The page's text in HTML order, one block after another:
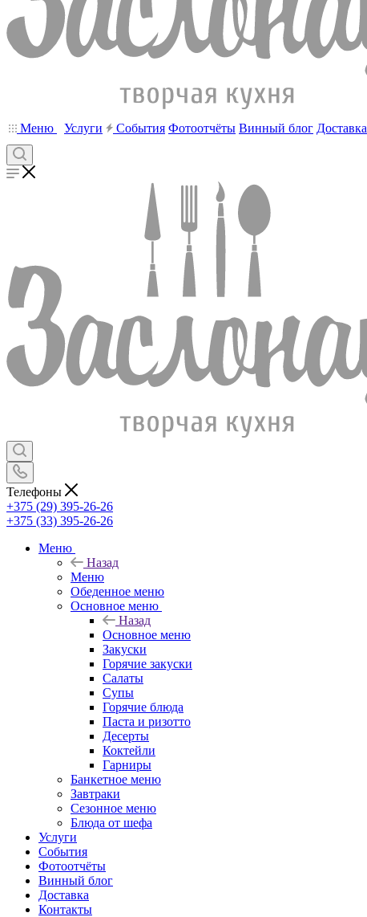
Меню Услуги События Фотоотчёты Винный блог Доставка
Телефоны
+375 (29) 395-26-26
+375 (33) 395-26-26
Меню
Назад
Меню
Обеденное меню
Основное меню
Назад
Основное меню
Закуски
Горячие закуски
Салаты
Супы
Горячие блюда
Паста и ризотто
Десерты
Коктейли
Гарниры
Банкетное меню
Завтраки
Сезонное меню
Блюда от шефа
Услуги
События
Фотоотчёты
Винный блог
Доставка
Контакты